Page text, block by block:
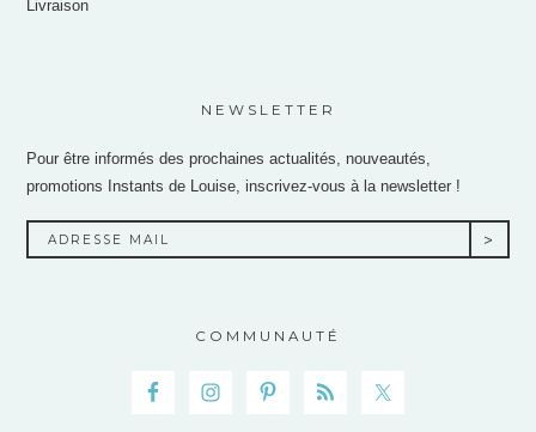
Livraison
NEWSLETTER
Pour être informés des prochaines actualités, nouveautés,
promotions Instants de Louise, inscrivez-vous à la newsletter !
COMMUNAUTÉ